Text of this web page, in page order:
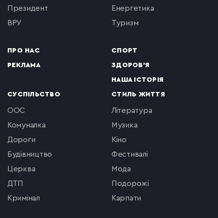
президент
ВРУ
ПРО НАС
РЕКЛАМА
енергетика
туризм
СПОРТ
ЗДОРОВ'Я
НАША ІСТОРІЯ
СУСПІЛЬСТВО
ООС
комуналка
Дороги
будівництво
церква
ДТП
кримінал
СТИЛЬ ЖИТТЯ
література
музика
кіно
фестивалі
мода
подорожі
Карпати